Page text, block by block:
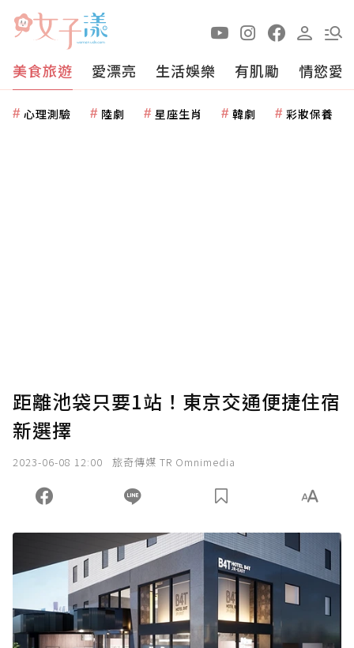
美食旅遊 愛漂亮 生活娛樂 有肌勵 情慾愛
心理測驗 陸劇 星座生肖 韓劇 彩妝保養
距離池袋只要1站！東京交通便捷住宿
新選擇
2023-06-08 12:00 旅奇傳媒 TR Omnimedia